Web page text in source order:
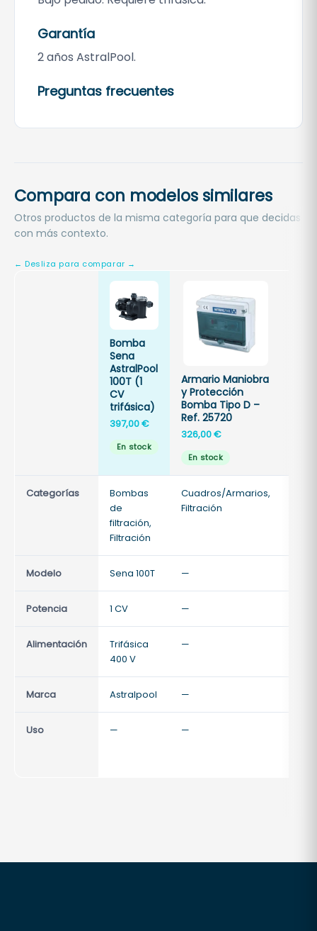
Garantía
2 años AstralPool.
Preguntas frecuentes
Compara con modelos similares
Otros productos de la misma categoría para que decidas
con más contexto.
Bomba
Sena
AstralPool
100T (1
CV
trifásica)
397,00€
En stock
Armario Maniobra
y Protección
Bomba Tipo D –
Ref. 25720
326,00€
En stock
Categorías
Bombas
de
filtración,
Filtración
Cuadros/Armarios,
Filtración
Modelo Sena 100T —
Potencia 1 CV —
Alimentación
Trifásica
400 V
—
Marca Astralpool —
Uso — —